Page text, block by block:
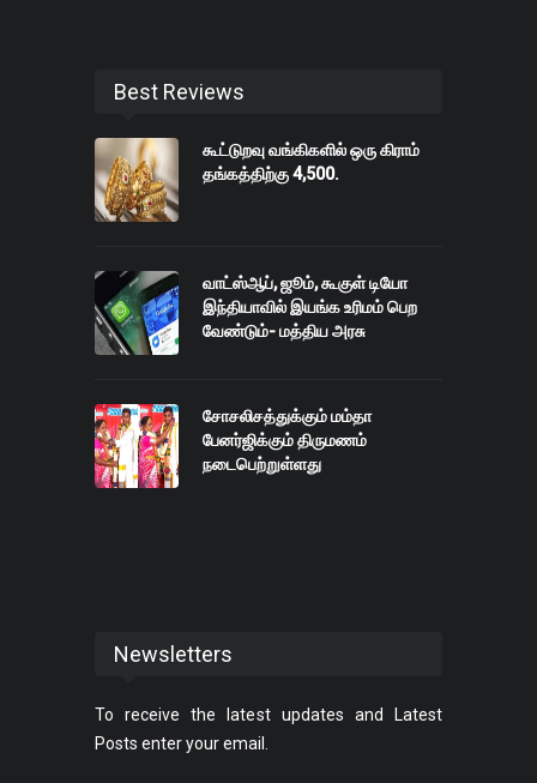
Best Reviews
கூட்டுறவு வங்கிகளில் ஒரு கிராம்
தங்கத்திற்கு 4,500.
வாட்ஸ்ஆப், ஜூம், கூகுள் டியோ
இந்தியாவில் இயங்க உரிமம் பெற
வேண்டும்- மத்திய அரசு
சோசலிசத்துக்கும் மம்தா
பேனர்ஜிக்கும் திருமணம்
நடைபெற்றுள்ளது
Newsletters
To receive the latest updates and Latest
Posts enter your email.